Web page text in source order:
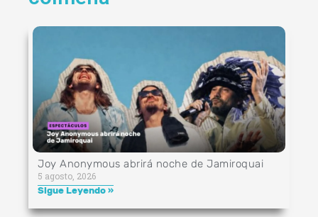
Joy Anonymous abrirá noche de Jamiroquai
5 agosto, 2026
Sigue Leyendo »